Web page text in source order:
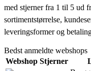
med stjerner fra 1 til 5 ud
sortimentstørrelse,
leveringsformer og
Bedst anmeldte webshops
Webshop Stjerner